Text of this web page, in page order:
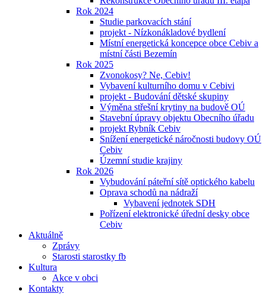
Rok 2024
Studie parkovacích stání
projekt - Nízkonákladové bydlení
Místní energetická koncepce obce Cebiv a
místní části Bezemín
Rok 2025
Zvonokosy? Ne, Cebiv!
Vybavení kulturního domu v Cebivi
projekt - Budování dětské skupiny
Výměna střešní krytiny na budově OÚ
Stavební úpravy objektu Obecního úřadu
projekt Rybník Cebiv
Snížení energetické náročnosti budovy OÚ
Cebiv
Územní studie krajiny
Rok 2026
Vybudování páteřní sítě optického kabelu
Oprava schodů na nádraží
Vybavení jednotek SDH
Pořízení elektronické úřední desky obce
Cebiv
Aktuálně
Zprávy
Starosti starostky fb
Kultura
Akce v obci
Kontakty